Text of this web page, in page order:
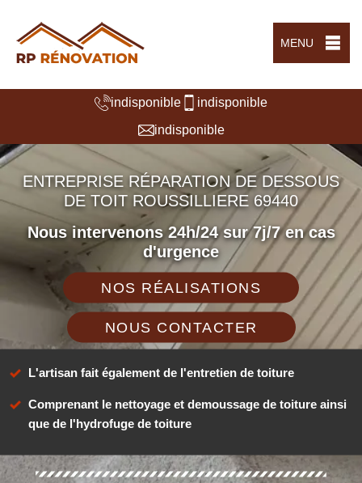
MENU
indisponible
indisponible
indisponible
ENTREPRISE RÉPARATION DE DESSOUS
DE TOIT ROUSSILLIERE 69440
Nous intervenons 24h/24 sur 7j/7 en cas
d'urgence
NOS RÉALISATIONS
NOUS CONTACTER
L'artisan fait également de l'entretien de toiture
Comprenant le nettoyage et demoussage de toiture ainsi
que de l'hydrofuge de toiture